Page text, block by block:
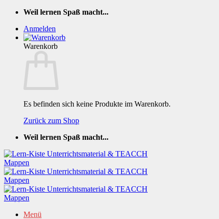
Zum
springen
Weil lernen Spaß macht...
Anmelden
Warenkorb
Es befinden sich keine Produkte im Warenkorb.
Zurück zum Shop
Weil lernen Spaß macht...
Menü